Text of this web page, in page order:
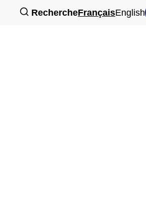
RechercheFrançaisEnglish